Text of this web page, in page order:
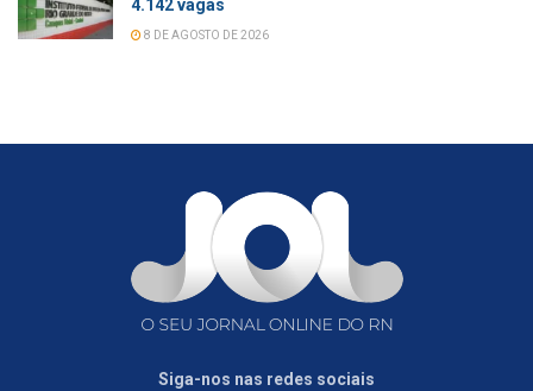
4.142 vagas
8 DE AGOSTO DE 2026
Siga-nos nas redes sociais